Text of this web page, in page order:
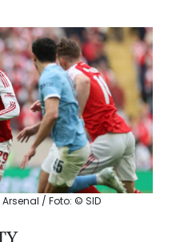
/ Foto: © SID